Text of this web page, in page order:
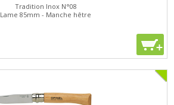
Tradition Inox N°08
Lame 85mm - Manche hêtre
+